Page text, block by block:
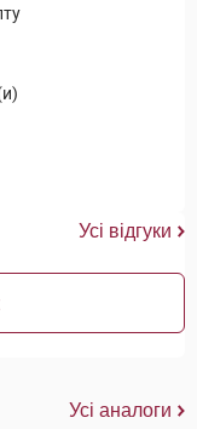
Усі відгуки
Усі аналоги